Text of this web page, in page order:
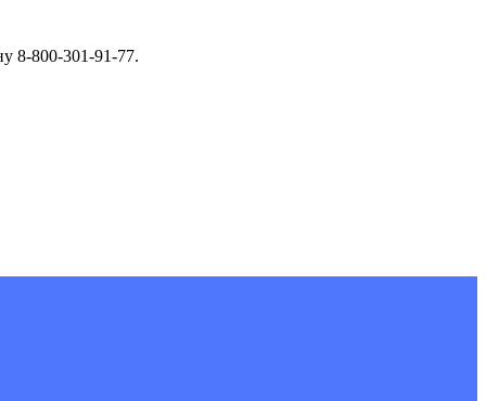
8-800-301-91-77.